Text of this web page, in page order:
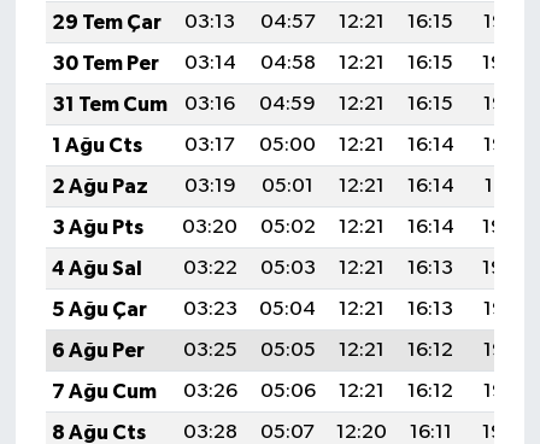
29 Tem Çar
03:13 04:57 12:21 16:15
19:35
30 Tem Per
03:14 04:58 12:21 16:15
19:34
31 Tem Cum
03:16 04:59 12:21 16:15
19:33
1 Ağu Cts
03:17 05:00 12:21 16:14
19:32
2 Ağu Paz
03:19 05:01 12:21 16:14
19:31
3 Ağu Pts
03:20 05:02 12:21 16:14
19:30
4 Ağu Sal
03:22 05:03 12:21 16:13
19:29
5 Ağu Çar
03:23 05:04 12:21 16:13
19:28
6 Ağu Per
03:25 05:05 12:21 16:12
19:27
7 Ağu Cum
03:26 05:06 12:21 16:12
19:25
8 Ağu Cts
03:28 05:07 12:20 16:11
19:24